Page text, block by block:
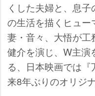
くした夫婦と、息
の生活を描くヒュ
妻・音々、大悟が工
健介を演じ、W主演
る、日本映画では
来8年ぶりのオリジ